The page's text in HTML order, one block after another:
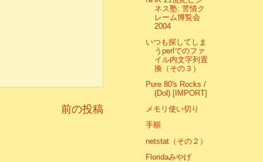
前の投稿
ネス塾: 苦情ク
レーム博覧会
2004
いつも探してしま
うperlでのファ
イル内文字列置
換（その３）
Pure 80's Rocks /
(Dol) [IMPORT]
メモリ使い切り
手順
netstat（その２）
Floridaみやげ